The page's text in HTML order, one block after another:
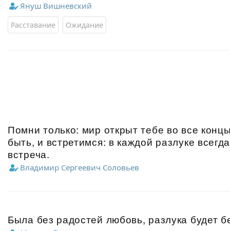
Януш Вишневский
Расставание Ожидание
Помни только: мир открыт тебе во все
быть, и встретимся: в каждой разлуке
встреча.
Владимир Сергеевич Соловьев
Была без радостей любовь, разлука будет